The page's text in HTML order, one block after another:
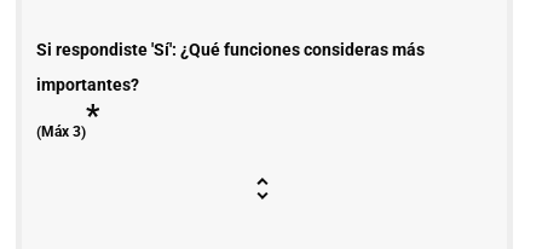
Si respondiste 'Sí': ¿Qué funciones consideras más
importantes?
(Máx 3)*